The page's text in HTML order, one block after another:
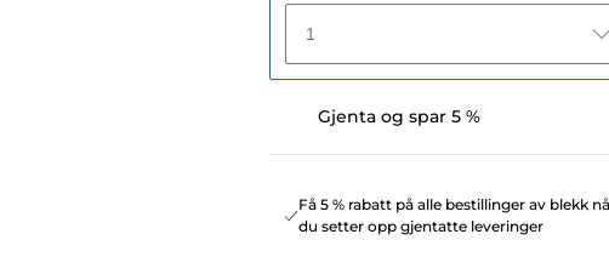
1
Gjenta og spar 5 %
Få 5 % rabatt på alle bestillinger av blekk
du setter opp gjentatte leveringer